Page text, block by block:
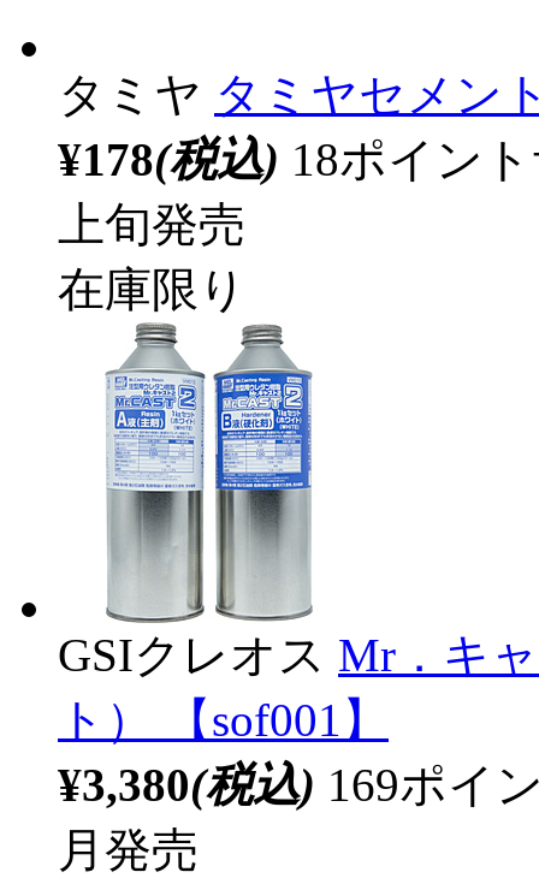
タミヤ タミヤセメン
¥178(税込) 18ポイン
上旬発売
在庫限り
GSIクレオス Mr．キ
ト） 【sof001】
¥3,380(税込) 169ポイ
月発売